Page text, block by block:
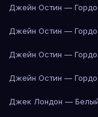
Джейн Остин —
Джейн Остин —
Джейн Остин —
Джейн Остин —
Джек Лондон —